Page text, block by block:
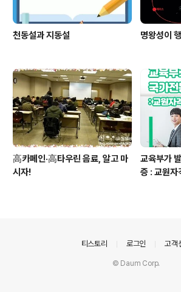
천동설과 지동설 명왕성이
高카페인·高타우린 음료, 알고 마
시자!
교육부가
증 : 교원
티스토리 로그인 고객
© Daum Corp.